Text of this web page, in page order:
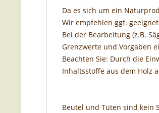
Da es sich um ein
Wir empfehlen ggf.
Bei der Bearbeitung (z.B.
Grenzwerte und Vorgaben
Beachten Sie: Durch die
Inhaltsstoffe aus dem Holz
Beutel und Tüten sind kein